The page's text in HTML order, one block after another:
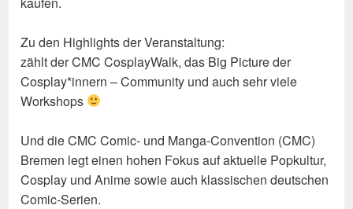
Zu den Highlights der Veranstaltung:
zählt der CMC CosplayWalk, das Big Picture der
Cosplay*innern – Community und auch sehr viele
Workshops
Und die CMC Comic- und Manga-Convention (CMC)
Bremen legt einen hohen Fokus auf aktuelle Popkultur,
Cosplay und Anime sowie auch klassischen deutschen
Comic-Serien.